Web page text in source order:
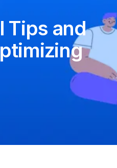
Tips and